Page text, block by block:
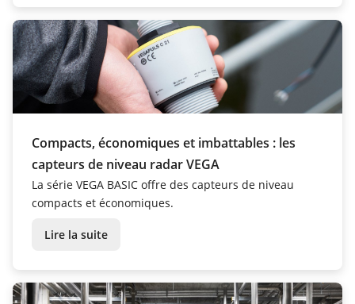
Compacts, économiques et imbattables : les
capteurs de niveau radar VEGA
La série VEGA BASIC offre des capteurs de niveau
compacts et économiques.
Lire la suite